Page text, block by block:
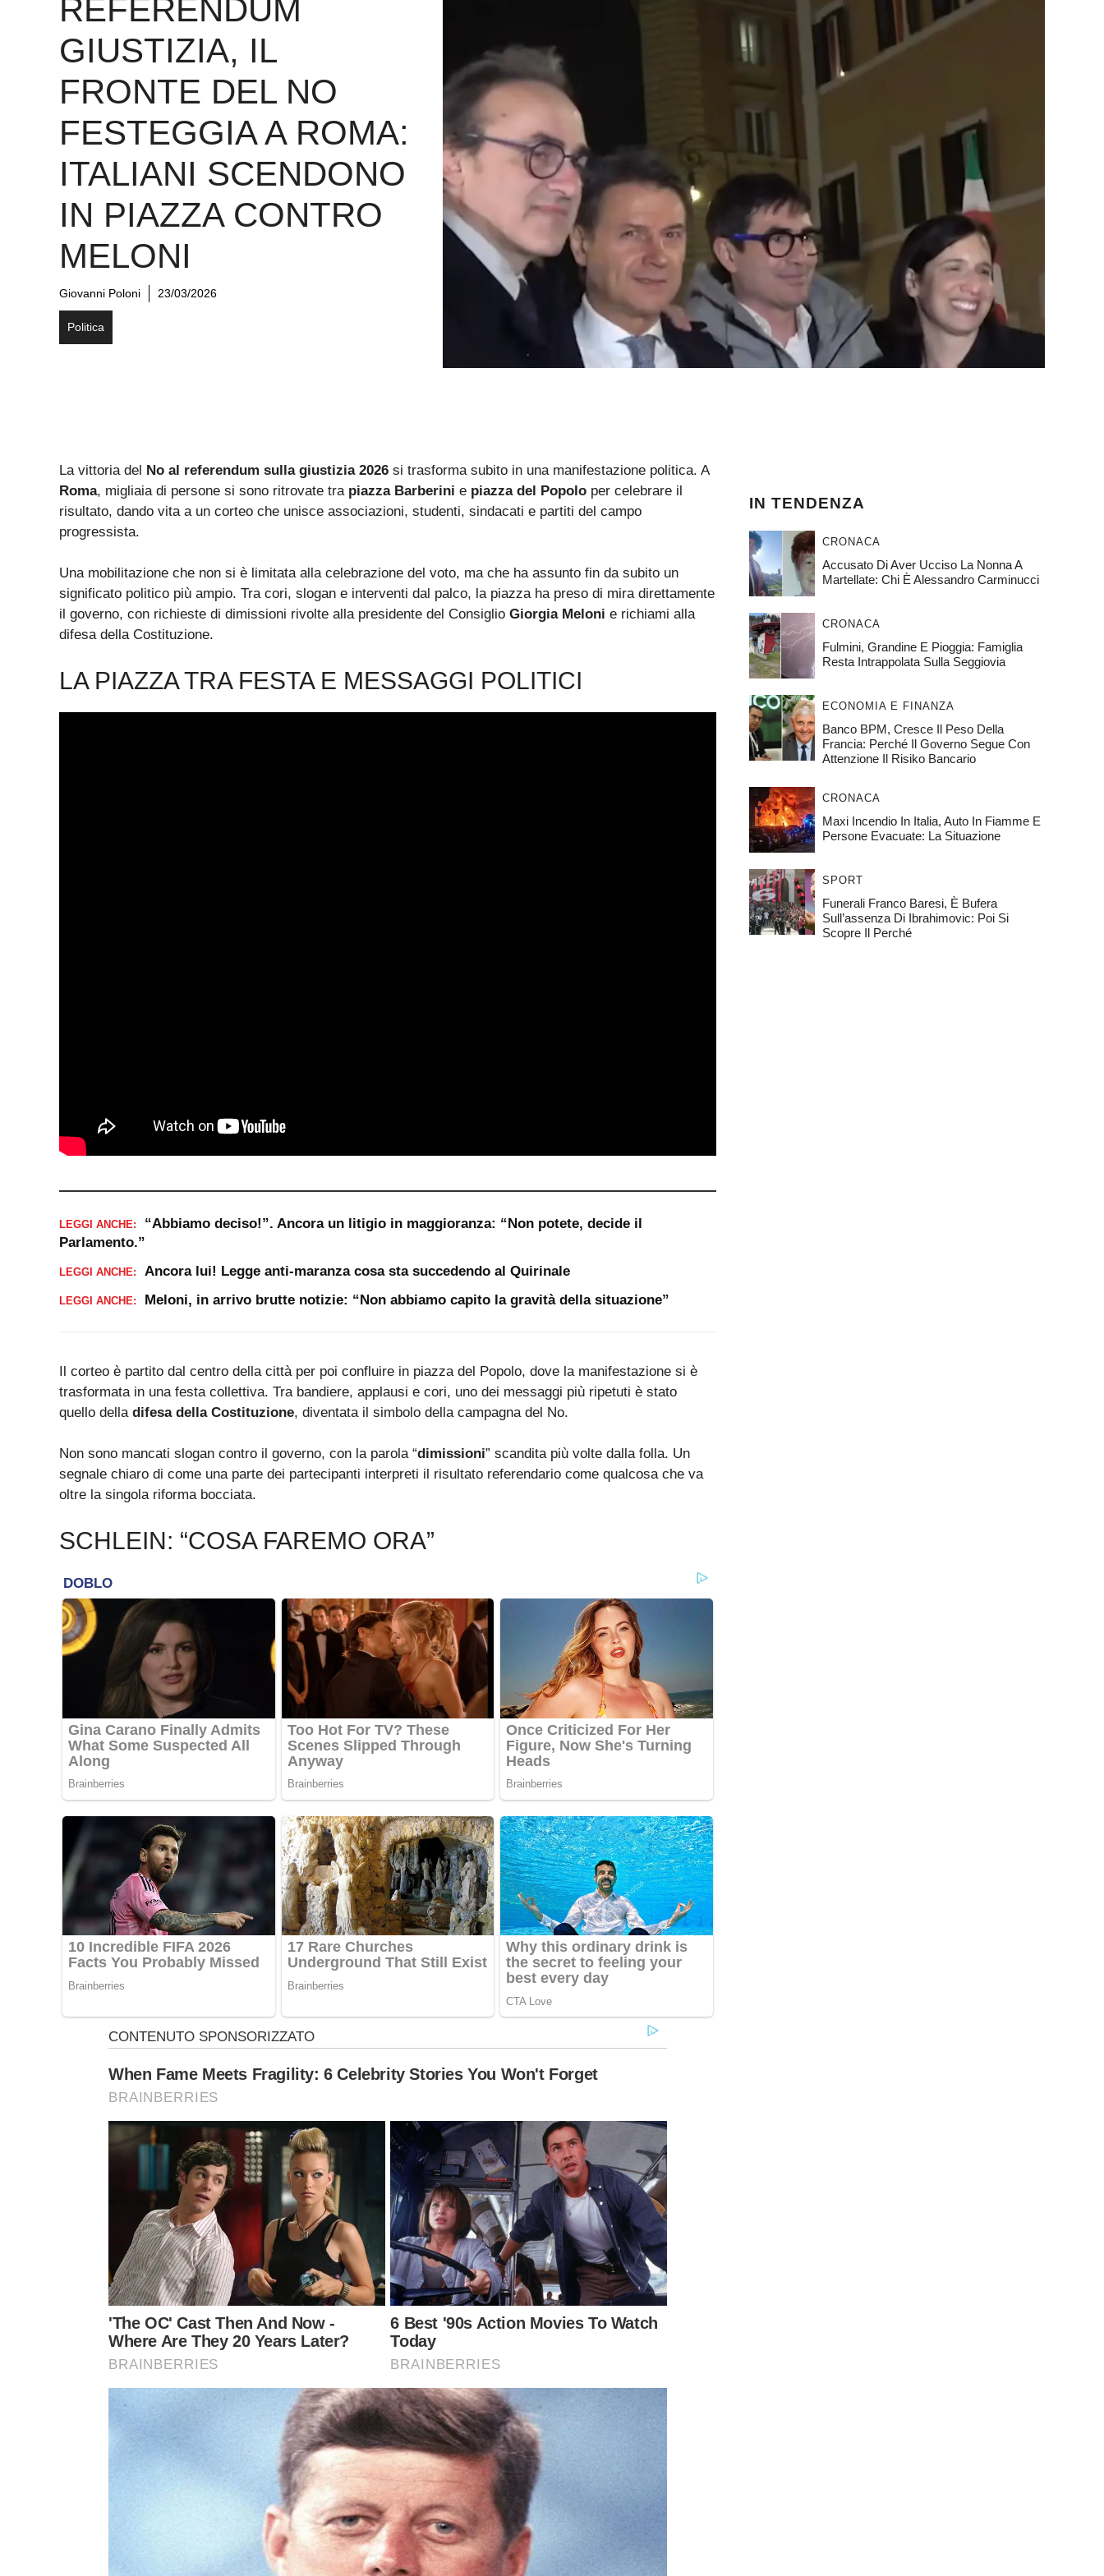
REFERENDUM
GIUSTIZIA, IL
FRONTE DEL NO
FESTEGGIA A ROMA:
ITALIANI SCENDONO
IN PIAZZA CONTRO
MELONI
Giovanni Poloni 23/03/2026
Politica
La vittoria del No al referendum sulla giustizia 2026 si trasforma subito in una manifestazione politica. A
Roma, migliaia di persone si sono ritrovate tra piazza Barberini e piazza del Popolo per celebrare il
risultato, dando vita a un corteo che unisce associazioni, studenti, sindacati e partiti del campo
progressista.
Una mobilitazione che non si è limitata alla celebrazione del voto, ma che ha assunto fin da subito un
significato politico più ampio. Tra cori, slogan e interventi dal palco, la piazza ha preso di mira direttamente
il governo, con richieste di dimissioni rivolte alla presidente del Consiglio Giorgia Meloni e richiami alla
difesa della Costituzione.
LA PIAZZA TRA FESTA E MESSAGGI POLITICI
LEGGI ANCHE:
“Abbiamo deciso!”. Ancora un litigio in maggioranza: “Non potete, decide il
Parlamento.”
LEGGI ANCHE: Ancora lui! Legge anti-maranza cosa sta succedendo al Quirinale
LEGGI ANCHE: Meloni, in arrivo brutte notizie: “Non abbiamo capito la gravità della situazione”
Il corteo è partito dal centro della città per poi confluire in piazza del Popolo, dove la manifestazione si è
trasformata in una festa collettiva. Tra bandiere, applausi e cori, uno dei messaggi più ripetuti è stato
quello della difesa della Costituzione, diventata il simbolo della campagna del No.
Non sono mancati slogan contro il governo, con la parola “dimissioni” scandita più volte dalla folla. Un
segnale chiaro di come una parte dei partecipanti interpreti il risultato referendario come qualcosa che va
oltre la singola riforma bocciata.
SCHLEIN: “COSA FAREMO ORA”
IN TENDENZA
CRONACA
Accusato Di Aver Ucciso La Nonna A
Martellate: Chi È Alessandro Carminucci
CRONACA
Fulmini, Grandine E Pioggia: Famiglia
Resta Intrappolata Sulla Seggiovia
ECONOMIA E FINANZA
Banco BPM, Cresce Il Peso Della
Francia: Perché Il Governo Segue Con
Attenzione Il Risiko Bancario
CRONACA
Maxi Incendio In Italia, Auto In Fiamme E
Persone Evacuate: La Situazione
SPORT
Funerali Franco Baresi, È Bufera
Sull’assenza Di Ibrahimovic: Poi Si
Scopre Il Perché